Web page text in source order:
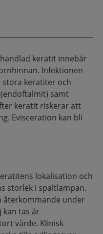
keratit innebär
Infektionen
stora keratiter och
samt
keratit riskerar att
Evisceration kan bli
lokalisation och
storlek i spaltlampan.
under
kan tas är
värde. Klinisk